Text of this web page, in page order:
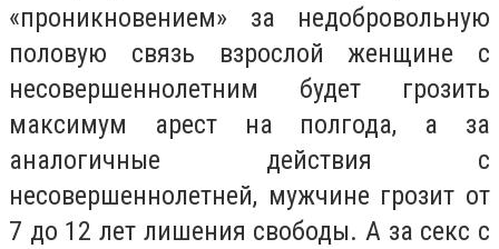
«проникновением» за недобровольную
половую связь взрослой женщине с
несовершеннолетним будет грозить
максимум арест на полгода, а за
аналогичные действия с
несовершеннолетней, мужчине грозит от
7 до 12 лет лишения свободы. А за секс с